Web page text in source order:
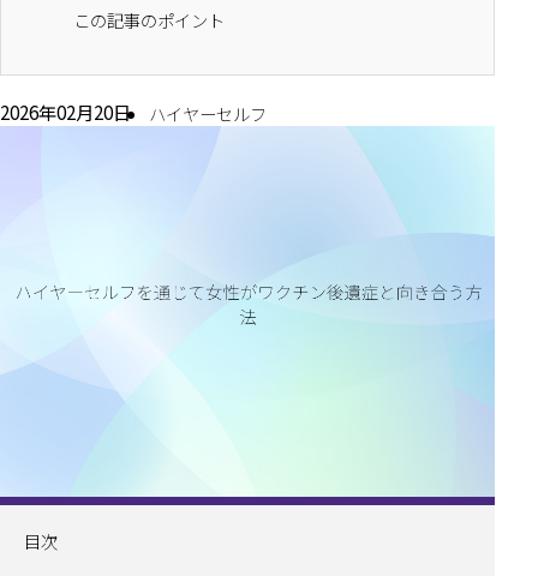
この記事のポイント
2026年02月20日 ハイヤーセルフ
目次